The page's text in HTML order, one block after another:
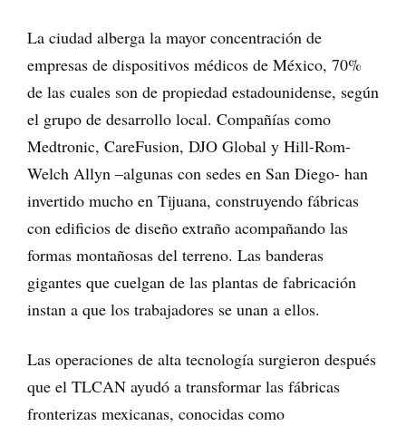
La ciudad alberga la mayor concentración de
empresas de dispositivos médicos de México, 70%
de las cuales son de propiedad estadounidense, según
el grupo de desarrollo local. Compañías como
Medtronic, CareFusion, DJO Global y Hill-Rom-
Welch Allyn –algunas con sedes en San Diego- han
invertido mucho en Tijuana, construyendo fábricas
con edificios de diseño extraño acompañando las
formas montañosas del terreno. Las banderas
gigantes que cuelgan de las plantas de fabricación
instan a que los trabajadores se unan a ellos.
Las operaciones de alta tecnología surgieron después
que el TLCAN ayudó a transformar las fábricas
fronterizas mexicanas, conocidas como